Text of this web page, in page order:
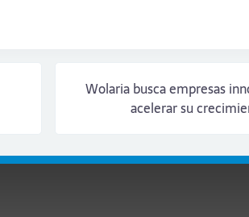
Wolaria busca empresas
acelerar su